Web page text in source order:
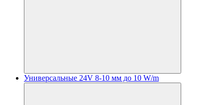
Универсальные 24V 8-10 мм до 10 W/m